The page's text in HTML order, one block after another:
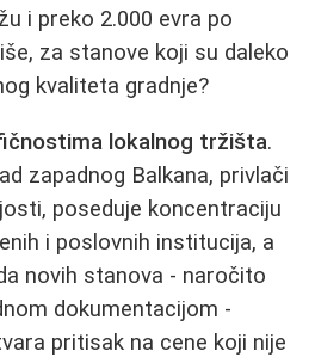
i preko 2.000 evra po
za stanove koji su daleko
kvaliteta gradnje?
lokalnog tržišta.
zapadnog Balkana, privlači
poseduje koncentraciju
i poslovnih institucija, a
novih stanova - naročito
dokumentacijom -
pritisak na cene koji nije